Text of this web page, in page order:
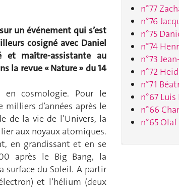
un événement qui s’est
cosigné avec Daniel
et maître-assistante au
la revue « Nature » du 14
en cosmologie. Pour le
d’années après le
de la vie de l’Univers, la
aux noyaux atomiques.
en grandissant et en se
après le Big Bang, la
surface du Soleil. A partir
et l’hélium (deux
n°77
n°76
n°75
n°74
n°73
n°72
n°71
n°67 Luis
n°66
n°65